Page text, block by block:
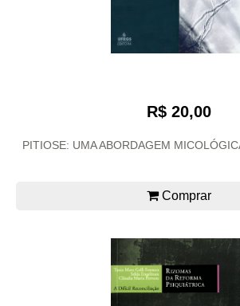
R$ 20,00
PITIOSE: UMA ABORDAGEM
Comprar